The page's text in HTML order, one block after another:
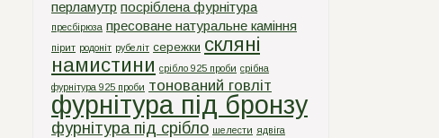
перламутр посріблена фурнітура
пресбірюза пресоване натуральне каміння
пірит родоніт рубеліт сережки скляні
намистини срiбло 925 проби срiбна
фурнiтура 925 проби тонований говліт
фурнітура під бронзу
фурнітура під срібло шелести ядвіга